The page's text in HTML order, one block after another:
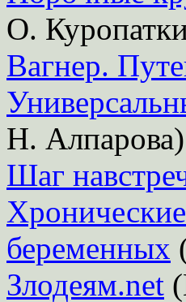
О.
Вагнер.
Н. Алпарова)
Шаг
беременных
Злодеям.net